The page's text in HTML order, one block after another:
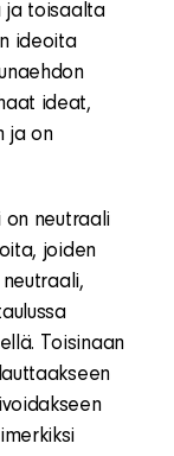
ja toisaalta
ideoita
ideat,
ja on
neutraali
joiden
Toisinaan